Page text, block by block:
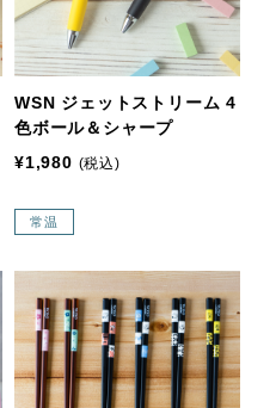
WSN ジェットストリーム 4
色ボール＆シャープ
¥1,980 (税込)
常温